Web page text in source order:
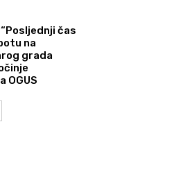
čas
na
grada
OGUS